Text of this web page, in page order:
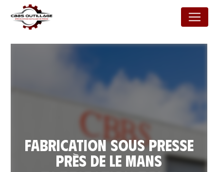
Fabrication sous presse
près de Le Mans
Panneau de gestion des cookies